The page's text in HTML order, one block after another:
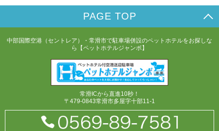
PAGE TOP
中部国際空港（セントレア）・常滑市で駐車場併設のペットホテルをお探しな
ら【ペットホテルジャンボ】
常滑ICから直進10秒！
〒479-0843常滑市多屋字十部11-1